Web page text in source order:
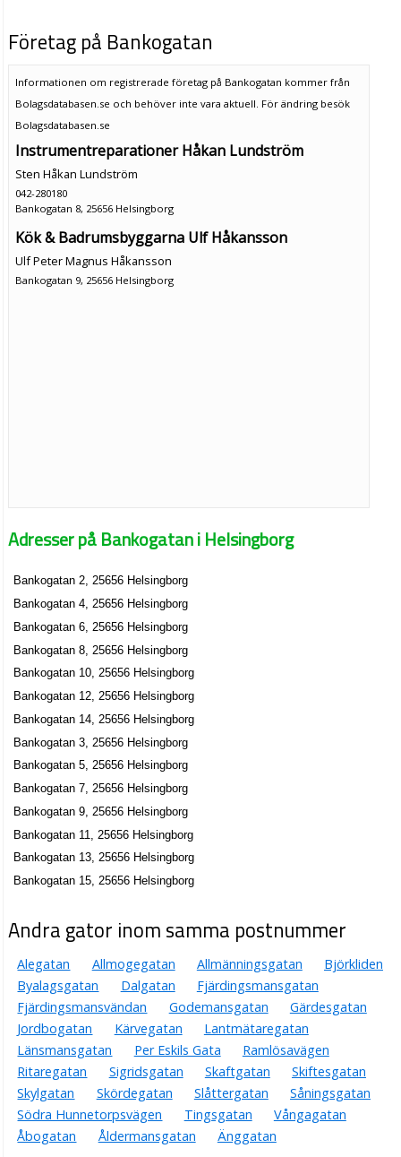
Företag på Bankogatan
Informationen om registrerade företag på Bankogatan kommer från
Bolagsdatabasen.se och behöver inte vara aktuell. För ändring besök
Bolagsdatabasen.se
Instrumentreparationer Håkan Lundström
Sten Håkan Lundström
042-280180
Bankogatan 8, 25656 Helsingborg
Kök & Badrumsbyggarna Ulf Håkansson
Ulf Peter Magnus Håkansson
Bankogatan 9, 25656 Helsingborg
Adresser på Bankogatan i Helsingborg
Bankogatan 2, 25656 Helsingborg
Bankogatan 4, 25656 Helsingborg
Bankogatan 6, 25656 Helsingborg
Bankogatan 8, 25656 Helsingborg
Bankogatan 10, 25656 Helsingborg
Bankogatan 12, 25656 Helsingborg
Bankogatan 14, 25656 Helsingborg
Bankogatan 3, 25656 Helsingborg
Bankogatan 5, 25656 Helsingborg
Bankogatan 7, 25656 Helsingborg
Bankogatan 9, 25656 Helsingborg
Bankogatan 11, 25656 Helsingborg
Bankogatan 13, 25656 Helsingborg
Bankogatan 15, 25656 Helsingborg
Andra gator inom samma postnummer
Alegatan Allmogegatan Allmänningsgatan
Björkliden
Byalagsgatan
Dalgatan
Fjärdingsmansgatan
Fjärdingsmansvändan
Godemansgatan
Gärdesgatan
Jordbogatan
Kärvegatan
Lantmätaregatan
Länsmansgatan
Per Eskils Gata
Ramlösavägen
Ritaregatan
Sigridsgatan Skaftgatan
Skiftesgatan
Skylgatan
Skördegatan Slåttergatan
Såningsgatan
Södra Hunnetorpsvägen
Tingsgatan
Vångagatan
Åbogatan
Åldermansgatan Änggatan